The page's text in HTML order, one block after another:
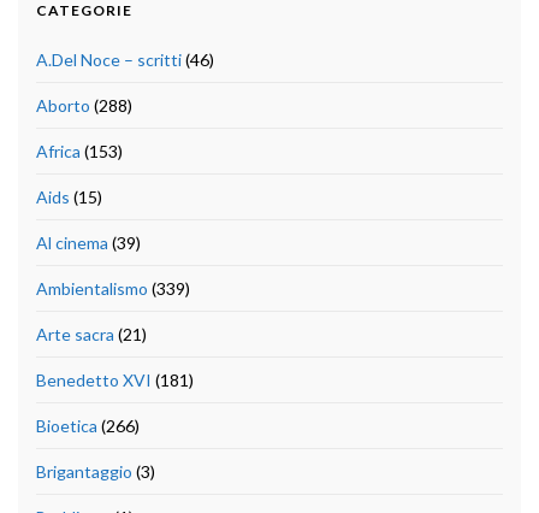
CATEGORIE
A.Del Noce – scritti(46)
Aborto (288)
Africa (153)
Aids (15)
Al cinema (39)
Ambientalismo (339)
Arte sacra (21)
Benedetto XVI (181)
Bioetica (266)
Brigantaggio (3)